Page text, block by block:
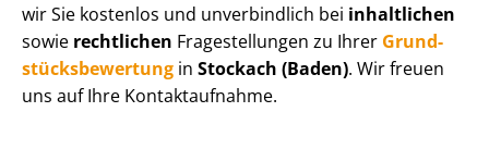
wir Sie kostenlos und unverbindlich bei inhaltlichen
sowie rechtlichen Fragestellungen zu Ihrer Grund­
stücks­be­wer­tung in Stockach (Baden). Wir freuen
uns auf Ihre Kontaktaufnahme.